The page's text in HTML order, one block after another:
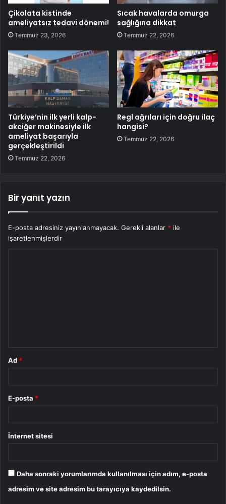
Çikolata kistinde
ameliyatsız tedavi dönemi!
Temmuz 23, 2026
Sıcak havalarda omurga
sağlığına dikkat
Temmuz 22, 2026
Türkiye’nin ilk yerli kalp-
akciğer makinesiyle ilk
ameliyat başarıyla
gerçekleştirildi
Temmuz 22, 2026
Regl ağrıları için doğru ilaç
hangisi?
Temmuz 22, 2026
Bir yanıt yazın
E-posta adresiniz yayınlanmayacak. Gerekli alanlar * ile
işaretlenmişlerdir
Ad *
E-posta *
İnternet sitesi
Daha sonraki yorumlarımda kullanılması için adım, e-posta
adresim ve site adresim bu tarayıcıya kaydedilsin.